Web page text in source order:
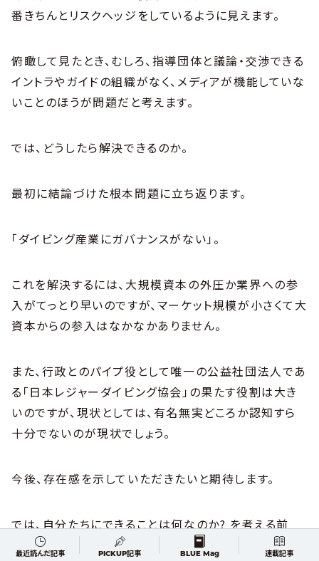
番きちんとリスクヘッジをしているように見えます。
俯瞰して見たとき、むしろ、指導団体と議論・交渉できる
イントラやガイドの組織がなく、メディアが機能していな
いことのほうが問題だと考えます。
では、どうしたら解決できるのか。
最初に結論づけた根本問題に立ち返ります。
「ダイビング産業にガバナンスがない」。
これを解決するには、大規模資本の外圧か業界への参
入がてっとり早いのですが、マーケット規模が小さくて大
資本からの参入はなかなかありません。
また、行政とのパイプ役として唯一の公益社団法人であ
る「日本レジャーダイビング協会」の果たす役割は大き
いのですが、現状としては、有名無実どころか認知すら
十分でないのが現状でしょう。
今後、存在感を示していただきたいと期待します。
では、自分たちにできることは何なのか? を考える前
に、「私をスキーに連れてって」や「彼女が水着にきがえ
最近読んだ記事 PICKUP記事 BLUE Mag 連載記事